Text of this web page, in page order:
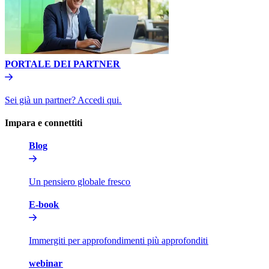
PORTALE DEI PARTNER​​
Sei già un partner? Accedi qui.​​
Impara e connettiti​​
Blog​​
Un pensiero globale fresco​​
E-book​​
Immergiti per approfondimenti più approfonditi​​
webinar​​